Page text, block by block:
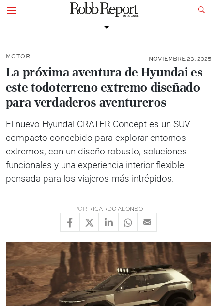
MOTOR NOVIEMBRE 23, 2025
La próxima aventura de Hyundai es
este todoterreno extremo diseñado
para verdaderos aventureros
El nuevo Hyundai CRATER Concept es un SUV
compacto concebido para explorar entornos
extremos, con un diseño robusto, soluciones
funcionales y una experiencia interior flexible
pensada para los viajeros más intrépidos.
POR RICARDO ALONSO